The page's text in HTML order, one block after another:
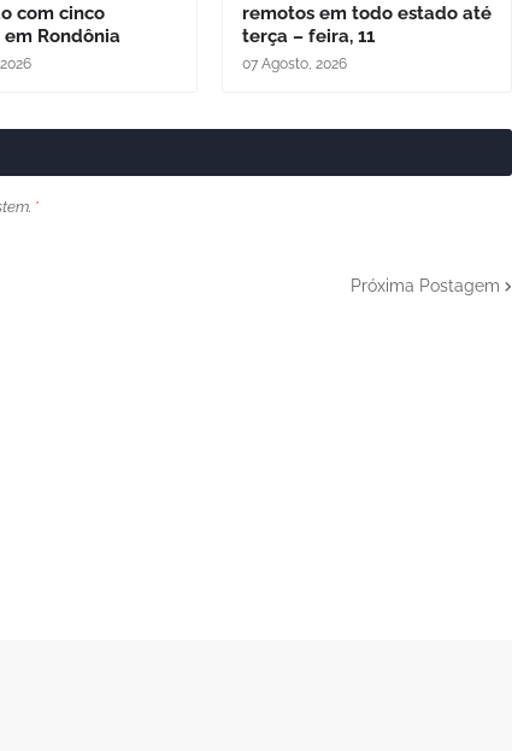
com cinco
Rondônia
remotos em todo estado até
terça – feira, 11
07 Agosto, 2026
*
Próxima Postagem